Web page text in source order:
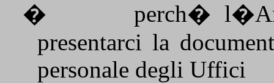
�
perch�
presentarci la
personale degli Uffici